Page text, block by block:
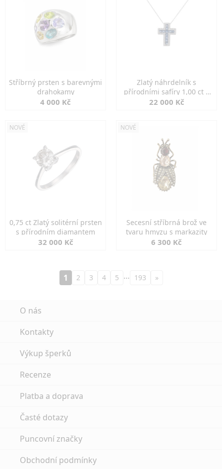
Stříbrný prsten s barevnými
drahokamy
4 000 Kč
Zlatý náhrdelník s
přírodními safíry 1,00 ct a
diamanty
22 000 Kč
NOVÉ
0,75 ct Zlatý solitérní prsten
s přírodním diamantem
32 000 Kč
NOVÉ
Secesní stříbrná brož ve
tvaru hmyzu s markazity
6 300 Kč
1 2 3 4 5 … 193 »
O nás
Kontakty
Výkup šperků
Recenze
Platba a doprava
Časté dotazy
Puncovní značky
Obchodní podmínky